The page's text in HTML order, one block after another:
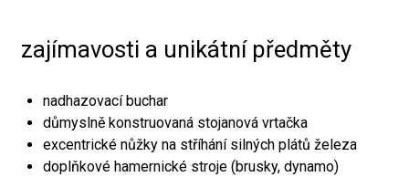
zajímavosti a unikátní předměty
nadhazovací buchar
důmyslně konstruovaná stojanová vrtačka
excentrické nůžky na stříhání silných plátů železa
doplňkové hamernické stroje (brusky, dynamo)